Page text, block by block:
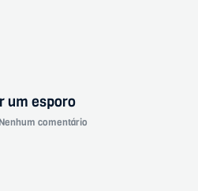
um esporo
Nenhum comentário